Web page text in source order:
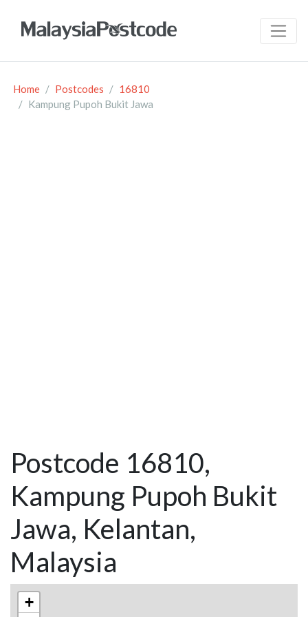
Home Postcodes
16810
Kampung Pupoh Bukit Jawa
Postcode 16810,
Kampung Pupoh Bukit
Jawa, Kelantan,
Malaysia
+